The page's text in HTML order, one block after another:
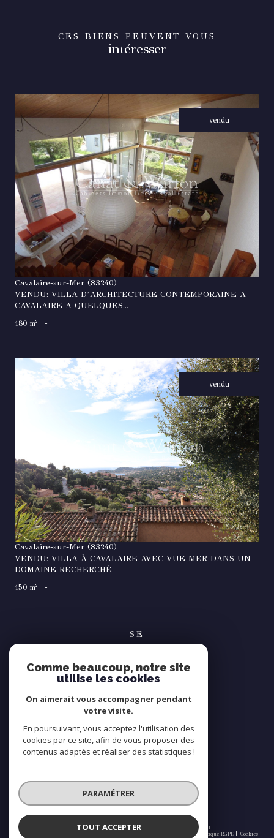
CES BIENS PEUVENT VOUS
intéresser
vendu
VOIR LE BIEN
Cavalaire-sur-Mer (83240)
VENDU: VILLA D’ARCHITECTURE CONTEMPORAINE A
CAVALAIRE A QUELQUES...
180 m² -
vendu
Cavalaire-sur-Mer (83240)
VENDU: VILLA À CAVALAIRE AVEC VUE MER DANS UN
DOMAINE RECHERCHÉ
150 m² -
SE
connecter
espace propriétaire
NOUS
suivre
© 2026 | Tous droits réservés | Traduction powered by Google |
Nos honoraires
Politique RGPD Cookies
Comme beaucoup, notre site
utilise les cookies
On aimerait vous accompagner pendant
votre visite.
En poursuivant, vous acceptez l'utilisation des
cookies par ce site, afin de vous proposer des
contenus adaptés et réaliser des statistiques !
PARAMÉTRER
TOUT ACCEPTER